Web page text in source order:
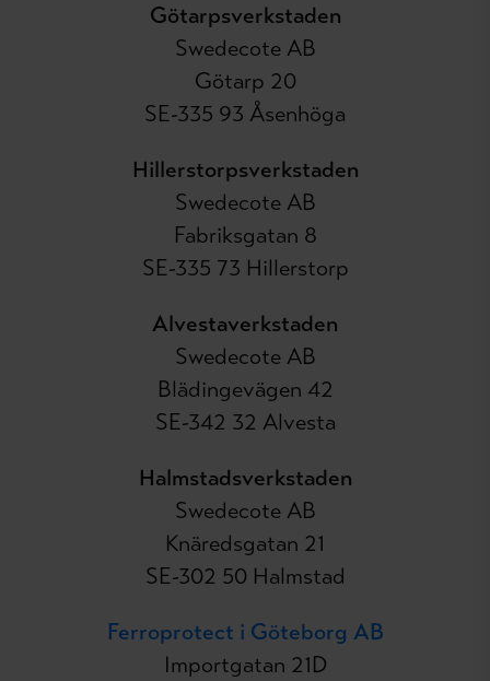
Götarpsverkstaden
Swedecote AB
Götarp 20
SE-335 93 Åsenhöga
Hillerstorpsverkstaden
Swedecote AB
Fabriksgatan 8
SE-335 73 Hillerstorp
Alvestaverkstaden
Swedecote AB
Blädingevägen 42
SE-342 32 Alvesta
Halmstadsverkstaden
Swedecote AB
Knäredsgatan 21
SE-302 50 Halmstad
Ferroprotect i Göteborg AB
Importgatan 21D